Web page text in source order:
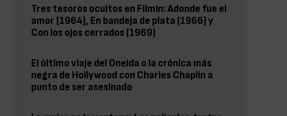
Tres tesoros ocultos en Filmin: Adonde fue el
amor (1964), En bandeja de plata (1966) y
Con los ojos cerrados (1969)
El último viaje del Oneida o la crónica más
negra de Hollywood con Charles Chaplin a
punto de ser asesinado